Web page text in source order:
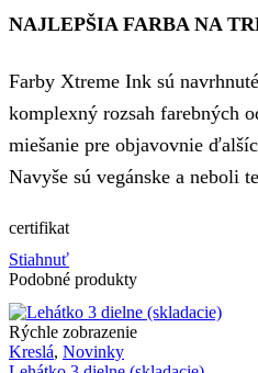
NAJLEPŠIA FARBA NA
Farby Xtreme Ink sú
komplexný rozsah farebných
miešanie pre objavovnie
Navyše sú vegánske a neboli
certifikat
Stiahnuť
Podobné produkty
Rýchle zobrazenie
Kreslá, Novinky